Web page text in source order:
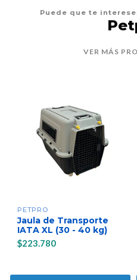
Puede que te
VER MÁS
PETPRO
Jaula de Transporte
IATA XL (30 - 40 kg)
$223.780